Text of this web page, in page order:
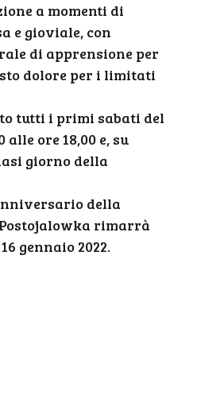
a momenti di
e gioviale, con
di apprensione per
dolore per i limitati
tutti i primi sabati del
alle ore 18,00 e, su
giorno della
della
rimarrà
gennaio 2022.